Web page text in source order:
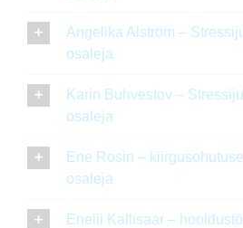
Angelika Alström –
osaleja
Karin Buhvestov –
osaleja
Ene Rosin –
osaleja
Enelii Kallisaar –